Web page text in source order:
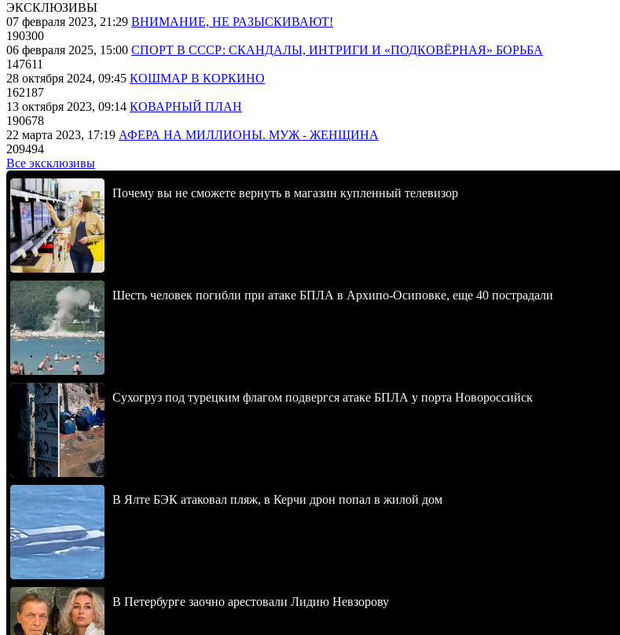
ЭКСКЛЮЗИВЫ
07 февраля 2023, 21:29 ВНИМАНИЕ, НЕ РАЗЫСКИВАЮТ!
190300
06 февраля 2025, 15:00 СПОРТ В СССР: СКАНДАЛЫ, ИНТРИГИ И «ПОДКОВЁРНАЯ» БОРЬБА
147611
28 октября 2024, 09:45 КОШМАР В КОРКИНО
162187
13 октября 2023, 09:14 КОВАРНЫЙ ПЛАН
190678
22 марта 2023, 17:19 АФЕРА НА МИЛЛИОНЫ. МУЖ - ЖЕНЩИНА
209494
Все эксклюзивы
Почему вы не сможете вернуть в магазин купленный телевизор
Шесть человек погибли при атаке БПЛА в Архипо-Осиповке, еще 40 пострадали
Сухогруз под турецким флагом подвергся атаке БПЛА у порта Новороссийск
В Ялте БЭК атаковал пляж, в Керчи дрон попал в жилой дом
В Петербурге заочно арестовали Лидию Невзорову